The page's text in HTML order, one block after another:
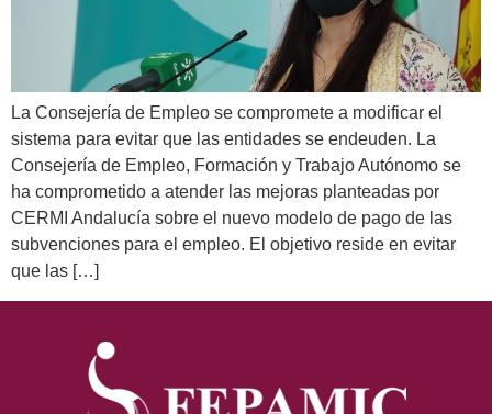
La Consejería de Empleo se compromete a modificar el
sistema para evitar que las entidades se endeuden. La
Consejería de Empleo, Formación y Trabajo Autónomo se
ha comprometido a atender las mejoras planteadas por
CERMI Andalucía sobre el nuevo modelo de pago de las
subvenciones para el empleo. El objetivo reside en evitar
que las […]